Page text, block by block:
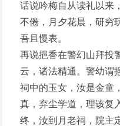
话说吟梅自从读礼以来
不倦，月夕花晨，研穷
吾且慢表。
再说挹香在警幻山拜投
云，诸法精通。警幼谓
祠中的玉女，汝是金童
真，弃尘学道，理该复
终，汝到月老祠，院主